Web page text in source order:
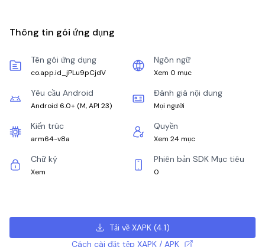
Thông tin gói ứng dụng
Tên gói ứng dụng
co.app.id_jPLu9pCjdV
Ngôn ngữ
Xem 0 mục
Yêu cầu Android
Android 6.0+ (M, API 23)
Đánh giá nội dung
Mọi người
Kiến trúc
arm64-v8a
Quyền
Xem 24 mục
Chữ ký
Xem
Phiên bản SDK Mục tiêu
0
Tải về XAPK(4.1)
Cách cài đặt tệp XAPK / APK